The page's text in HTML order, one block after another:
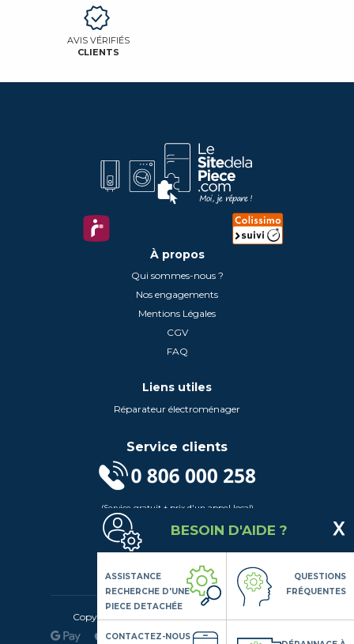
AVIS VÉRIFIÉS
CLIENTS
À propos
Qui sommes-nous ?
Nos engagements
Mentions Légales
CGV
FAQ
Liens utiles
Réparateur électroménager
Service clients
(Service gratuit + prix d'un appel local)
Lundi au Vendredi de 9h à 18h
Contactez-Nous
Suivez-nous
Copyright© 2020 LSDLP, Tous droits réservés
BESOIN D'AIDE ?
ASSISTANCE
RECHERCHE D'UNE
PIECE DETACHÉE
QUESTIONS
FRÉQUENTES
CONTACTEZ-NOUS